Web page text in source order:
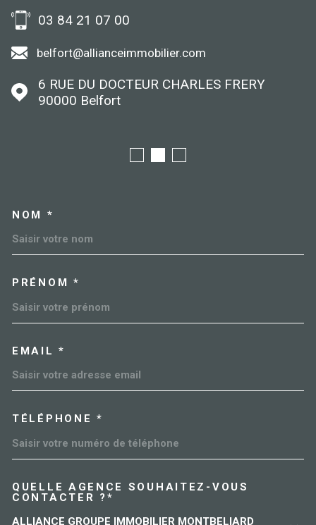
03 84 21 07 00
belfort@allianceimmobilier.com
6 RUE DU DOCTEUR CHARLES FRERY
90000
Belfort
NOM *
PRÉNOM *
EMAIL *
TÉLÉPHONE *
QUELLE AGENCE SOUHAITEZ-VOUS
CONTACTER ?*
ALLIANCE GROUPE IMMOBILIER MONTBELIARD